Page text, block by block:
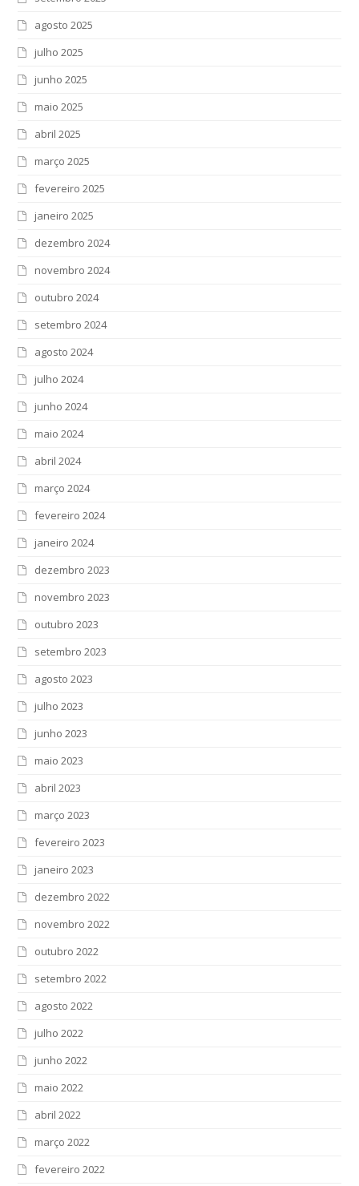
agosto 2025
julho 2025
junho 2025
maio 2025
abril 2025
março 2025
fevereiro 2025
janeiro 2025
dezembro 2024
novembro 2024
outubro 2024
setembro 2024
agosto 2024
julho 2024
junho 2024
maio 2024
abril 2024
março 2024
fevereiro 2024
janeiro 2024
dezembro 2023
novembro 2023
outubro 2023
setembro 2023
agosto 2023
julho 2023
junho 2023
maio 2023
abril 2023
março 2023
fevereiro 2023
janeiro 2023
dezembro 2022
novembro 2022
outubro 2022
setembro 2022
agosto 2022
julho 2022
junho 2022
maio 2022
abril 2022
março 2022
fevereiro 2022